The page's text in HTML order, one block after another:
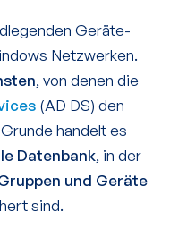
Geräte-
Netzwerken.
, von denen die
(AD DS) den
handelt es
Datenbank, in der
und Geräte
sind.